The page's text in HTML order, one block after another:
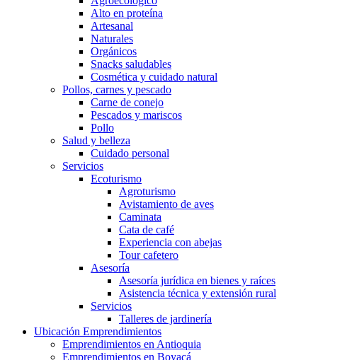
Alto en proteína
Artesanal
Naturales
Orgánicos
Snacks saludables
Cosmética y cuidado natural
Pollos, carnes y pescado
Carne de conejo
Pescados y mariscos
Pollo
Salud y belleza
Cuidado personal
Servicios
Ecoturismo
Agroturismo
Avistamiento de aves
Caminata
Cata de café
Experiencia con abejas
Tour cafetero
Asesoría
Asesoría jurídica en bienes y raíces
Asistencia técnica y extensión rural
Servicios
Talleres de jardinería
Ubicación Emprendimientos
Emprendimientos en Antioquia
Emprendimientos en Boyacá